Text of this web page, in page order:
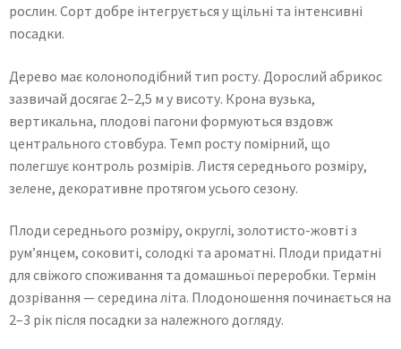
рослин. Сорт добре інтегрується у щільні та інтенсивні
посадки.
Дерево має колоноподібний тип росту. Дорослий абрикос
зазвичай досягає 2–2,5 м у висоту. Крона вузька,
вертикальна, плодові пагони формуються вздовж
центрального стовбура. Темп росту помірний, що
полегшує контроль розмірів. Листя середнього розміру,
зелене, декоративне протягом усього сезону.
Плоди середнього розміру, округлі, золотисто-жовті з
рум’янцем, соковиті, солодкі та ароматні. Плоди придатні
для свіжого споживання та домашньої переробки. Термін
дозрівання — середина літа. Плодоношення починається на
2–3 рік після посадки за належного догляду.